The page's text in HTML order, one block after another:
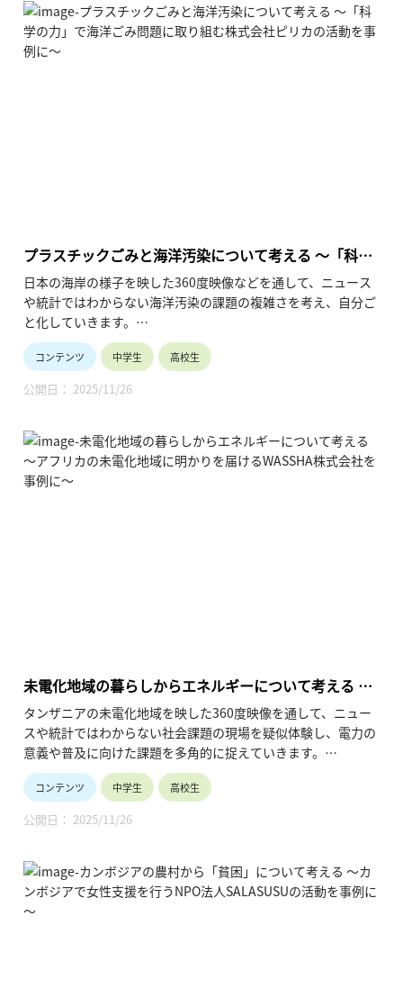
1コマ目は360度動画を通した日本における難民の暮らしの疑
似体験が中心で、社会課題を多面的・多角的に捉えていきま
す。
プラスチックごみと海洋汚染について考える ～「科学
の力」で海洋ごみ問題に取り組む株式会社ピリカの活
動を事例に～
日本の海岸の様子を映した360度映像などを通して、ニュース
や統計ではわからない海洋汚染の課題の複雑さを考え、自分ご
と化していきます。
さらに、この分野で活躍する社会起業家のインタビューを通し
て、社会課題の捉え方やその解決方法についての新たな視点を
獲得していきます。
1コマ目は360度動画を通した海洋ごみ問題の疑似体験が中心
で、社会課題を多面的・多角的に捉えていきます。
2コマ目は社会起業家のインタビューが中心で、株式会社ピリ
コンテンツ 中学生 高校生
公開日： 2025/11/26
未電化地域の暮らしからエネルギーについて考える ～
アフリカの未電化地域に明かりを届けるWASSHA株式
会社を事例に～
タンザニアの未電化地域を映した360度映像を通して、ニュー
スや統計ではわからない社会課題の現場を疑似体験し、電力の
意義や普及に向けた課題を多角的に捉えていきます。
さらに、現地で活躍する社会起業家のインタビューを通して、
社会課題の捉え方やその解決方法についての新たな視点を獲得
していきます。
1コマ目は360度動画を通したタンザニアの暮らしの疑似体験
が中心で、社会課題を多面的・多角的に捉えていきます。
2コマ目は社会起業家のインタビューが中心で、WASSHA株式
コンテンツ 中学生 高校生
公開日： 2025/11/26